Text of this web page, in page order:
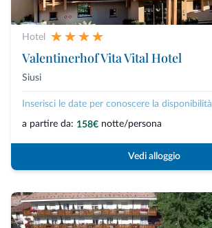
Hotel
Valentinerhof Vita Vital Hotel
Siusi
Inserisci le date per conoscere la disponibilità
a partire da: 158€ notte/persona
Vedi alloggio